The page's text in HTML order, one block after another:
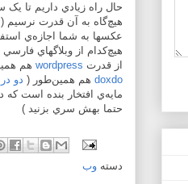
حال راه زيادي داريم تا
هيچ‌گاه به آن قدرت نرسيم
عکسها به شما اجازه‌ي
هيچ‌کدام از وبلاگهاي
از قدرت wordpress هم
doxdo هم همين‌طور ( دو
مايه‌ي افتخار بنده است که
حتما بهش سري بزنيد )
دسته وب